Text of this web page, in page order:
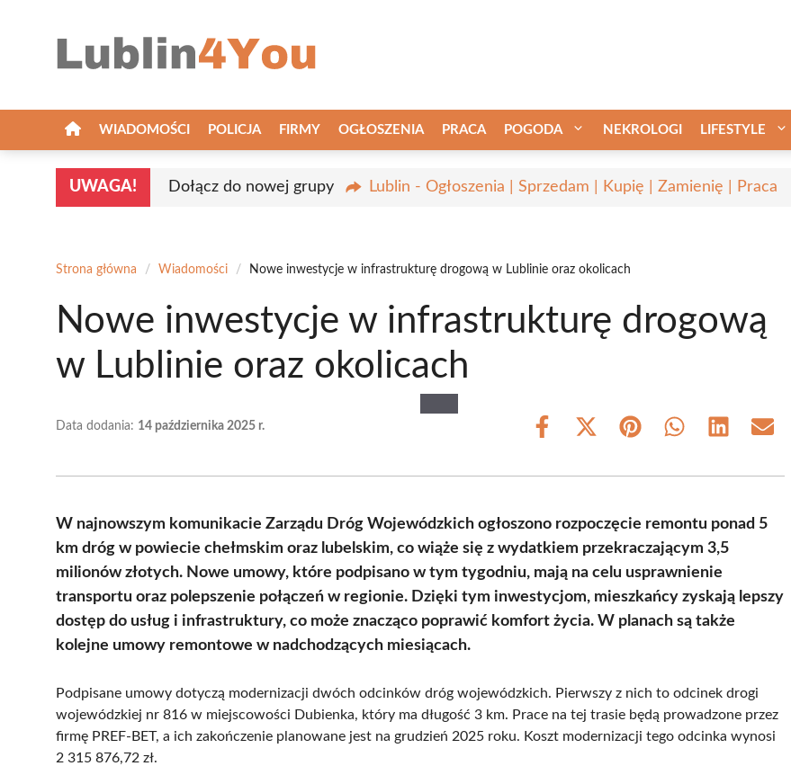
WIADOMOŚCI POLICJA FIRMY OGŁOSZENIA PRACA POGODA NEKROLOGI LIFESTYLE
UWAGA! Dołącz do nowej grupy Lublin - Ogłoszenia | Sprzedam | Kupię | Zamienię | Praca
Strona główna / Wiadomości / Nowe inwestycje w infrastrukturę drogową w Lublinie oraz okolicach
Nowe inwestycje w infrastrukturę drogową
w Lublinie oraz okolicach
Data dodania: 14 października 2025 r.
Share
Share
(Twitter)
Share Share Share Share
W najnowszym komunikacie Zarządu Dróg Wojewódzkich ogłoszono rozpoczęcie remontu ponad 5
km dróg w powiecie chełmskim oraz lubelskim, co wiąże się z wydatkiem przekraczającym 3,5
milionów złotych. Nowe umowy, które podpisano w tym tygodniu, mają na celu usprawnienie
transportu oraz polepszenie połączeń w regionie. Dzięki tym inwestycjom, mieszkańcy zyskają lepszy
dostęp do usług i infrastruktury, co może znacząco poprawić komfort życia. W planach są także
kolejne umowy remontowe w nadchodzących miesiącach.
Podpisane umowy dotyczą modernizacji dwóch odcinków dróg wojewódzkich. Pierwszy z nich to odcinek drogi
wojewódzkiej nr 816 w miejscowości Dubienka, który ma długość 3 km. Prace na tej trasie będą prowadzone przez
firmę PREF-BET, a ich zakończenie planowane jest na grudzień 2025 roku. Koszt modernizacji tego odcinka wynosi
2 315 876,72 zł.